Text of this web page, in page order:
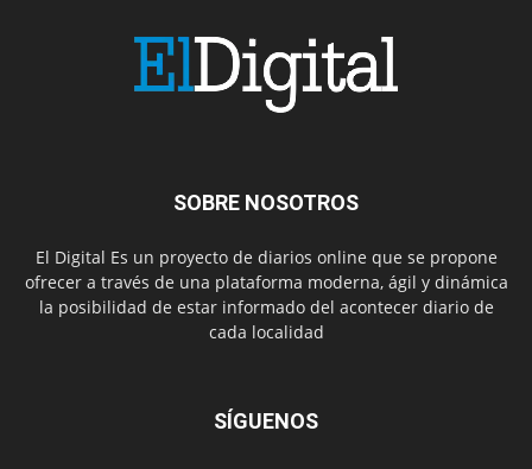
SOBRE NOSOTROS
El Digital Es un proyecto de diarios online que se propone
ofrecer a través de una plataforma moderna, ágil y dinámica
la posibilidad de estar informado del acontecer diario de
cada localidad
SÍGUENOS